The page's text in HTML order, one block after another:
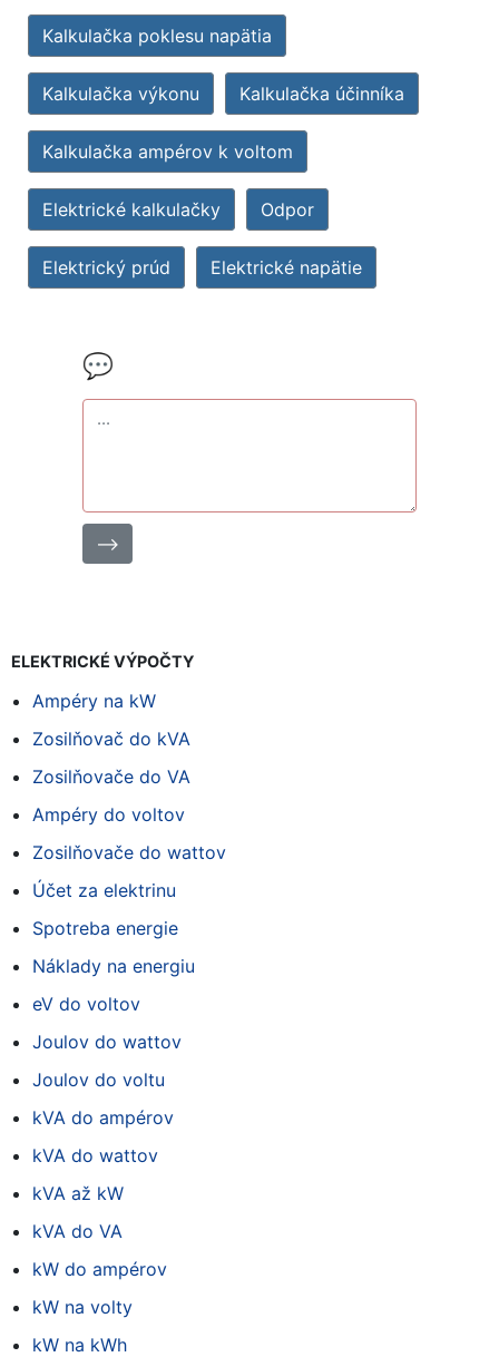
Kalkulačka poklesu napätia
Kalkulačka výkonu Kalkulačka účinníka
Kalkulačka ampérov k voltom
Elektrické kalkulačky Odpor
Elektrický prúd Elektrické napätie
💬
⟶
ELEKTRICKÉ VÝPOČTY
Ampéry na kW
Zosilňovač do kVA
Zosilňovače do VA
Ampéry do voltov
Zosilňovače do wattov
Účet za elektrinu
Spotreba energie
Náklady na energiu
eV do voltov
Joulov do wattov
Joulov do voltu
kVA do ampérov
kVA do wattov
kVA až kW
kVA do VA
kW do ampérov
kW na volty
kW na kWh